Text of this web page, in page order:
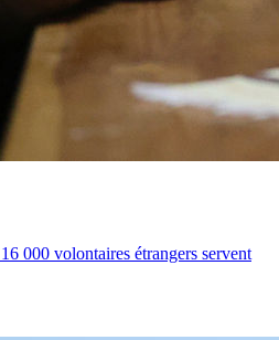
000 volontaires étrangers servent